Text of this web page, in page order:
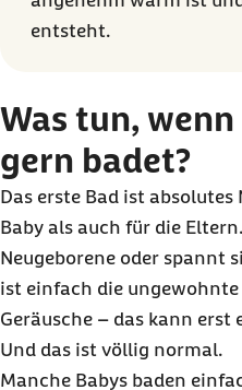
entsteht.
Was tun,
gern badet?
Das erste Bad ist
Baby als auch für die
Neugeborene oder spannt
ist einfach die
Geräusche – das kann
Und das ist völlig normal.
Manche Babys baden